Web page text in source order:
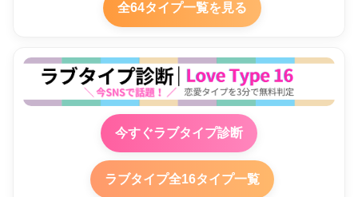
全64タイプ一覧を見る
今すぐラブタイプ診断
ラブタイプ全16タイプ一覧